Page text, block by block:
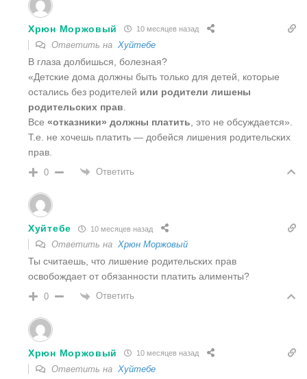
Хрюн Моржовый 10 месяцев назад
Ответить на Хуйтебе
В глаза долбишься, болезная?
«Детские дома должны быть только для детей, которые
остались без родителей или родители лишены
родительских прав
Все «отказники» должны платить , это не обсуждается».
Т.е. не хочешь платить — добейся лишения родительских
прав.
0 Ответить
Хуйтебе 10 месяцев назад
Ответить на Хрюн Моржовый
Ты считаешь, что лишение родительских прав
освобождает от обязанности платить алименты?
0 Ответить
Хрюн Моржовый 10 месяцев назад
Ответить на Хуйтебе